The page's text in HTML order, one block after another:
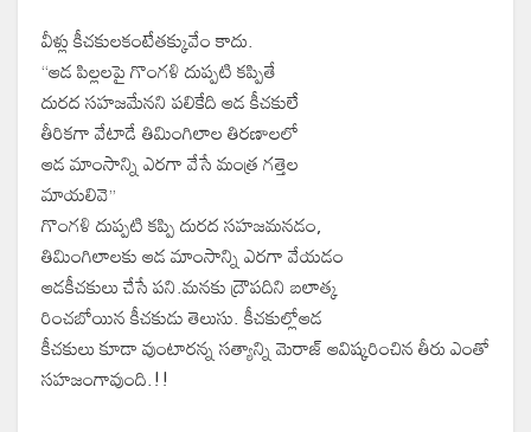
వీళ్లు కీచకులకంటేతక్కువేం కాదు.
“ఆడ పిల్లలపై గొంగళి దుప్పటి కప్పితే
దురద సహజమేనని పలికేది ఆడ కీచకులే
తీరికగా వేటాడే తిమింగిలాల తిరణాలలో
ఆడ మాంసాన్ని ఎరగా వేసే మంత్ర గత్తెల
మాయలివె”
గొంగళి దుప్పటి కప్పి దురద సహజమనడం,
తిమింగిలాలకు ఆడ మాంసాన్ని ఎరగా వేయడం
ఆడకీచకులు చేసే పని.మనకు ద్రౌపదిని బలాత్క
రించబోయిన కీచకుడు తెలుసు. కీచకుల్లోఆడ
కీచకులు కూడా వుంటారన్న సత్యాన్ని మెరాజ్ ఆవిష్కరించిన తీరు ఎంతో
సహజంగావుంది.!!